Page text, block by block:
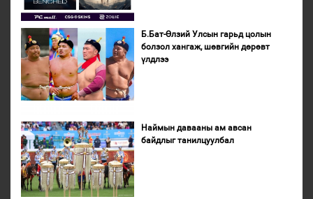
Б.Бат-Өлзий Улсын гарьд цолын
болзол хангаж, шөвгийн дөрөвт
үлдлээ
Наймын давааны ам авсан
байдлыг танилцуулбал